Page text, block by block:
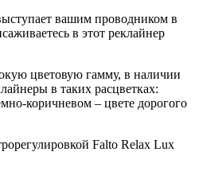
вашим проводником в
в этот реклайнер
цветовую гамму, в наличии
в таких расцветках:
коричневом – цвете дорогого